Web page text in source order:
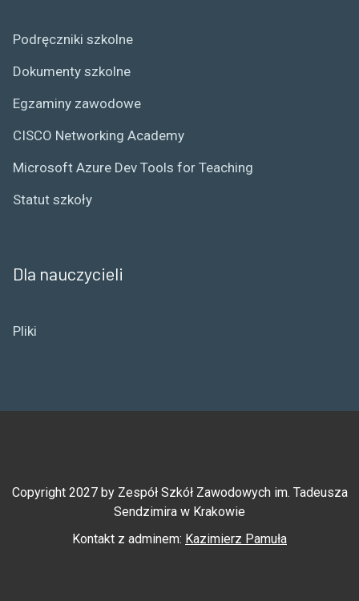
Podręczniki szkolne
Dokumenty szkolne
Egzaminy zawodowe
CISCO Networking Academy
Microsoft Azure Dev Tools for Teaching
Statut szkoły
Dla nauczycieli
Pliki
Copyright 2027 by Zespół Szkół Zawodowych im. Tadeusza
Sendzimira w Krakowie
Kontakt z adminem: Kazimierz Pamuła